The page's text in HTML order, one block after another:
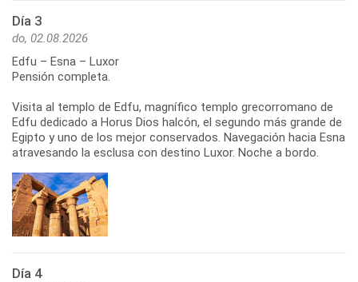
Día 3
do, 02.08.2026
Edfu – Esna – Luxor
Pensión completa.
Visita al templo de Edfu, magnífico templo grecorromano de
Edfu dedicado a Horus Dios halcón, el segundo más grande de
Egipto y uno de los mejor conservados. Navegación hacia Esna
atravesando la esclusa con destino Luxor. Noche a bordo.
Día 4